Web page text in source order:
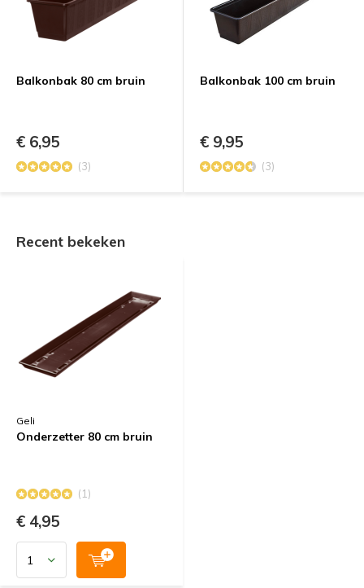
Balkonbak 80 cm bruin
€ 6,95
(3)
Balkonbak 100 cm bruin
€ 9,95
(3)
Recent bekeken
Geli
Onderzetter 80 cm bruin
(1)
€ 4,95